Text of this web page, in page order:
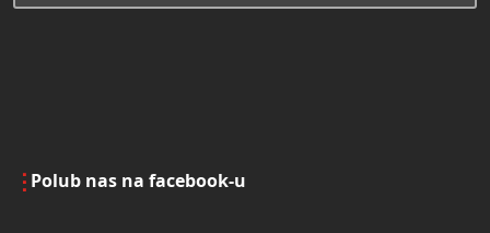
Polub nas na facebook-u